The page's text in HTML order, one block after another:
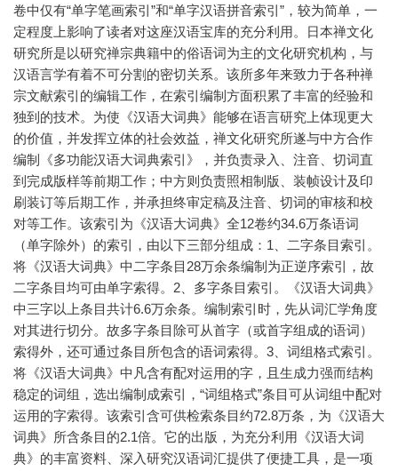
卷中仅有“单字笔画索引”和“单字汉语拼音索引”，较为简单，一
定程度上影响了读者对这座汉语宝库的充分利用。日本禅文化
研究所是以研究禅宗典籍中的俗语词为主的文化研究机构，与
汉语言学有着不可分割的密切关系。该所多年来致力于各种禅
宗文献索引的编辑工作，在索引编制方面积累了丰富的经验和
独到的技术。为使《汉语大词典》能够在语言研究上体现更大
的价值，并发挥立体的社会效益，禅文化研究所遂与中方合作
编制《多功能汉语大词典索引》，并负责录入、注音、切词直
到完成版样等前期工作；中方则负责照相制版、装帧设计及印
刷装订等后期工作，并承担终审定稿及注音、切词的审核和校
对等工作。该索引为《汉语大词典》全12卷约34.6万条语词
（单字除外）的索引，由以下三部分组成：1、二字条目索引。
将《汉语大词典》中二字条目28万余条编制为正逆序索引，故
二字条目均可由单字索得。2、多字条目索引。《汉语大词典》
中三字以上条目共计6.6万余条。编制索引时，先从词汇学角度
对其进行切分。故多字条目除可从首字（或首字组成的语词）
索得外，还可通过条目所包含的语词索得。3、词组格式索引。
将《汉语大词典》中凡含有配对运用的字，且生成力强而结构
稳定的词组，选出编制成索引，“词组格式”条目可从词组中配对
运用的字索得。该索引含可供检索条目约72.8万条，为《汉语大
词典》所含条目的2.1倍。它的出版，为充分利用《汉语大词
典》的丰富资料、深入研究汉语词汇提供了便捷工具，是一项